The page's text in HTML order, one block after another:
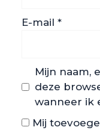
E-mail *
Mijn naam,
deze
wanneer ik
Mij